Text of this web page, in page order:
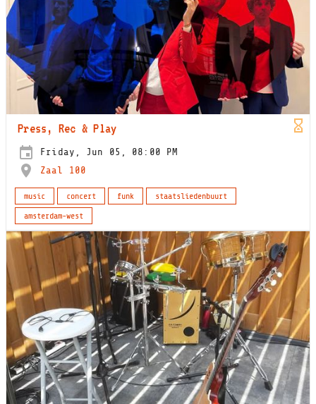
Press, Rec & Play
Friday, Jun 05, 08:00 PM
Zaal 100
music concert funk
staatsliedenbuurt
amsterdam-west